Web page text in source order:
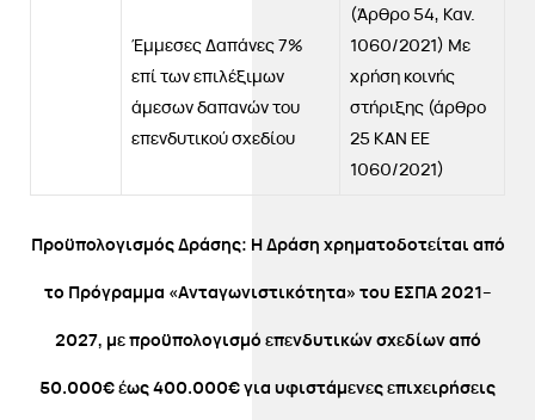
Έμμεσες Δαπάνες 7%
επί των επιλέξιμων
άμεσων δαπανών του
επενδυτικού σχεδίου
(Άρθρο 54, Καν.
1060/2021) Με
χρήση κοινής
στήριξης (άρθρο
25 ΚΑΝ ΕΕ
1060/2021)
Προϋπολογισμός Δράσης: Η Δράση χρηματοδοτείται από
το Πρόγραμμα «Ανταγωνιστικότητα» του ΕΣΠΑ 2021–
2027, με προϋπολογισμό επενδυτικών σχεδίων από
50.000€ έως 400.000€ για υφιστάμενες επιχειρήσεις